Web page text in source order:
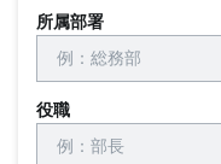
所属部署
役職